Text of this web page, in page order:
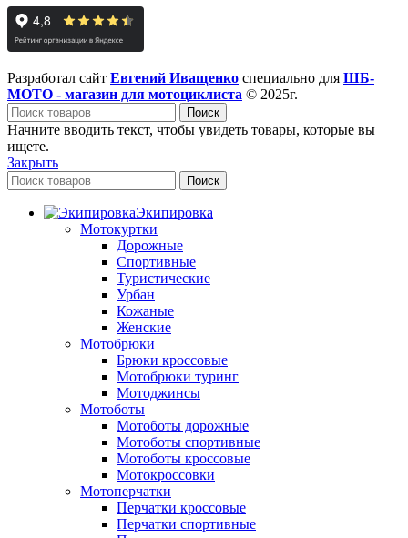
Разработал сайт Евгений Иващенко специально для ШБ-
МОТО - магазин для мотоциклиста © 2025г.
Поиск
Начните вводить текст, чтобы увидеть товары, которые вы
ищете.
Закрыть
Поиск
Экипировка
Мотокуртки
Дорожные
Спортивные
Туристические
Урбан
Кожаные
Женские
Мотобрюки
Брюки кроссовые
Мотобрюки туринг
Мотоджинсы
Мотоботы
Мотоботы дорожные
Мотоботы спортивные
Мотоботы кроссовые
Мотокроссовки
Мотоперчатки
Перчатки кроссовые
Перчатки спортивные